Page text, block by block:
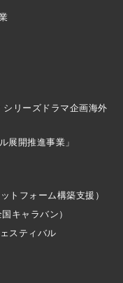
リーズドラマ企画海外
展開推進事業」
トフォーム構築支援）
キャラバン）
スティバル